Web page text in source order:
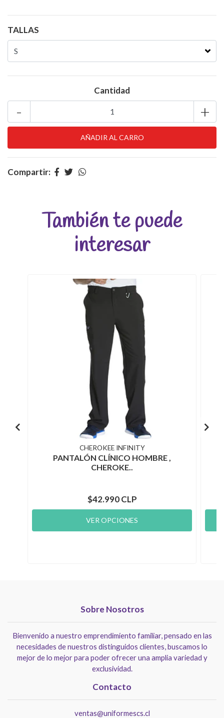
TALLAS
Cantidad
+
-
Compartir:
También te puede
interesar
CHEROKEE INFINITY
PANTALÓN CLÍNICO HOMBRE ,
CHEROKE..
$42.990 CLP
VER OPCIONES
Sobre Nosotros
Bienvenido a nuestro emprendimiento familiar, pensado en las
necesidades de nuestros distinguidos clientes, buscamos lo
mejor de lo mejor para poder ofrecer una amplia variedad y
exclusividad.
Contacto
ventas@uniformescs.cl